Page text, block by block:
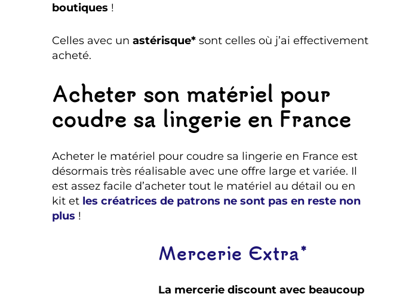
boutiques !
Celles avec un astérisque* sont celles où j’ai effectivement
acheté.
Acheter son matériel pour
coudre sa lingerie en France
Acheter le matériel pour coudre sa lingerie en France est
désormais très réalisable avec une offre large et variée. Il
est assez facile d’acheter tout le matériel au détail ou en
kit et les créatrices de patrons ne sont pas en reste non
plus !
Mercerie Extra*
La mercerie discount avec beaucoup